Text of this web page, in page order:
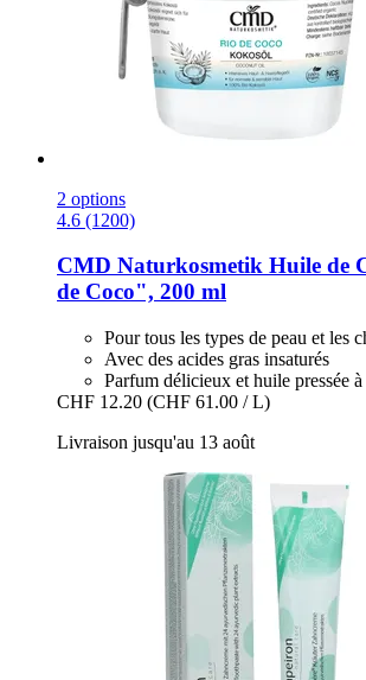
2 options
4.6 (1200)
CMD Naturkosmetik Huile de
de Coco", 200 ml
Pour tous les types de peau et les
Avec des acides gras insaturés
Parfum délicieux et huile pressée
CHF 12.20 (CHF 61.00 / L)
Livraison jusqu'au 13 août